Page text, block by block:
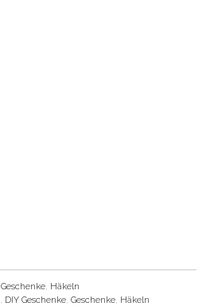
,Geschenke Häkeln
DIY Geschenke ,Geschenke Häkeln